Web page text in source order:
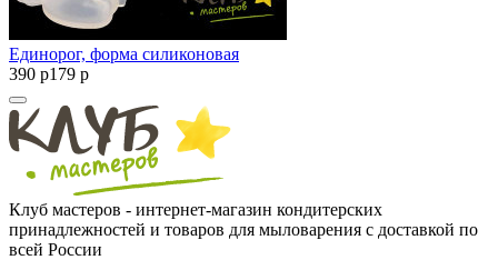
Единорог, форма силиконовая
390 p179 p
Клуб мастеров - интернет-магазин кондитерских
принадлежностей и товаров для мыловарения с доставкой по
всей России